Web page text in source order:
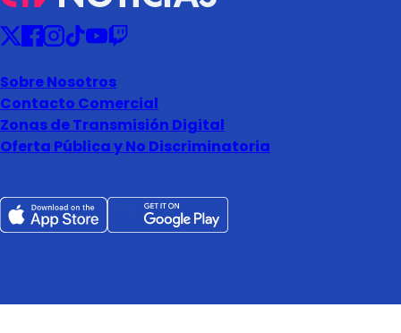
Sobre Nosotros
Contacto Comercial
Zonas de Transmisión Digital
Oferta Pública y No Discriminatoria